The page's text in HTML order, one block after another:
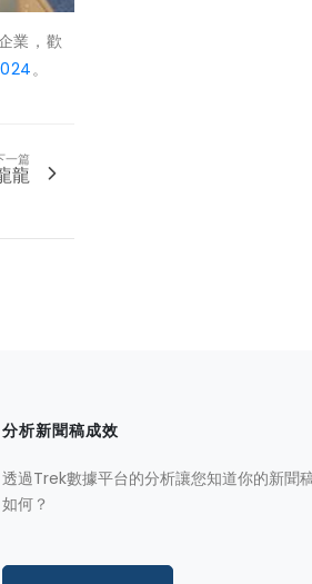
業，歡
。
一篇
龍
分析新聞稿成效
透過Trek數據平台的分析讓您知道你的新聞
如何？